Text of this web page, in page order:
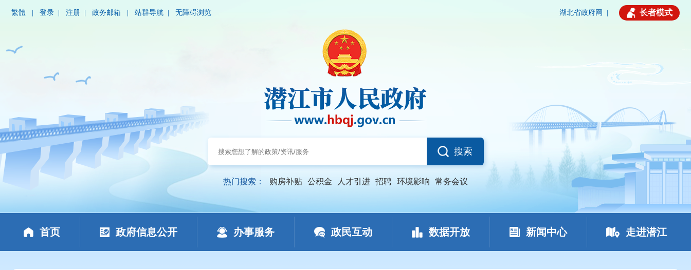
繁體 登录 注册 政务邮箱 站群导航 无障碍浏览 湖北省政府网 长者模式
搜索
热门搜索： 购房补贴 公积金 人才引进 招聘 环境影响 常务会议
首页 政府信息公开 办事服务 政民互动 数据开放 新闻中心 走进潜江